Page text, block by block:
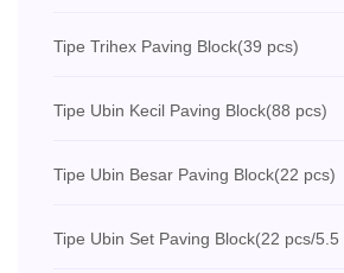
Tipe Trihex Paving Block(39 pcs)
Tipe Ubin Kecil Paving Block(88 pcs)
Tipe Ubin Besar Paving Block(22 pcs)
Tipe Ubin Set Paving Block(22 pcs/5.5